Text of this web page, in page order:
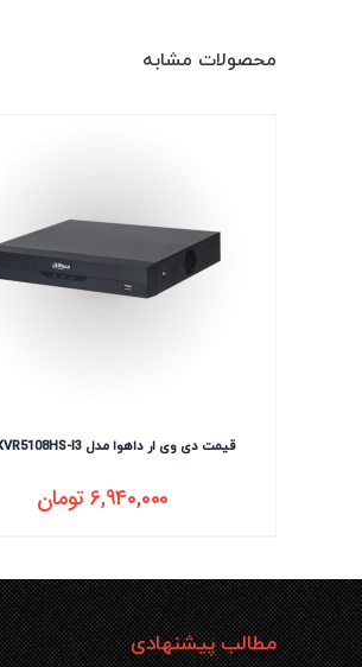
محصولات مشابه
قیمت دی وی ار داهوا مدل DH-XVR5108HS-I3
6,940,000تومان
مطالب پیشنهادی